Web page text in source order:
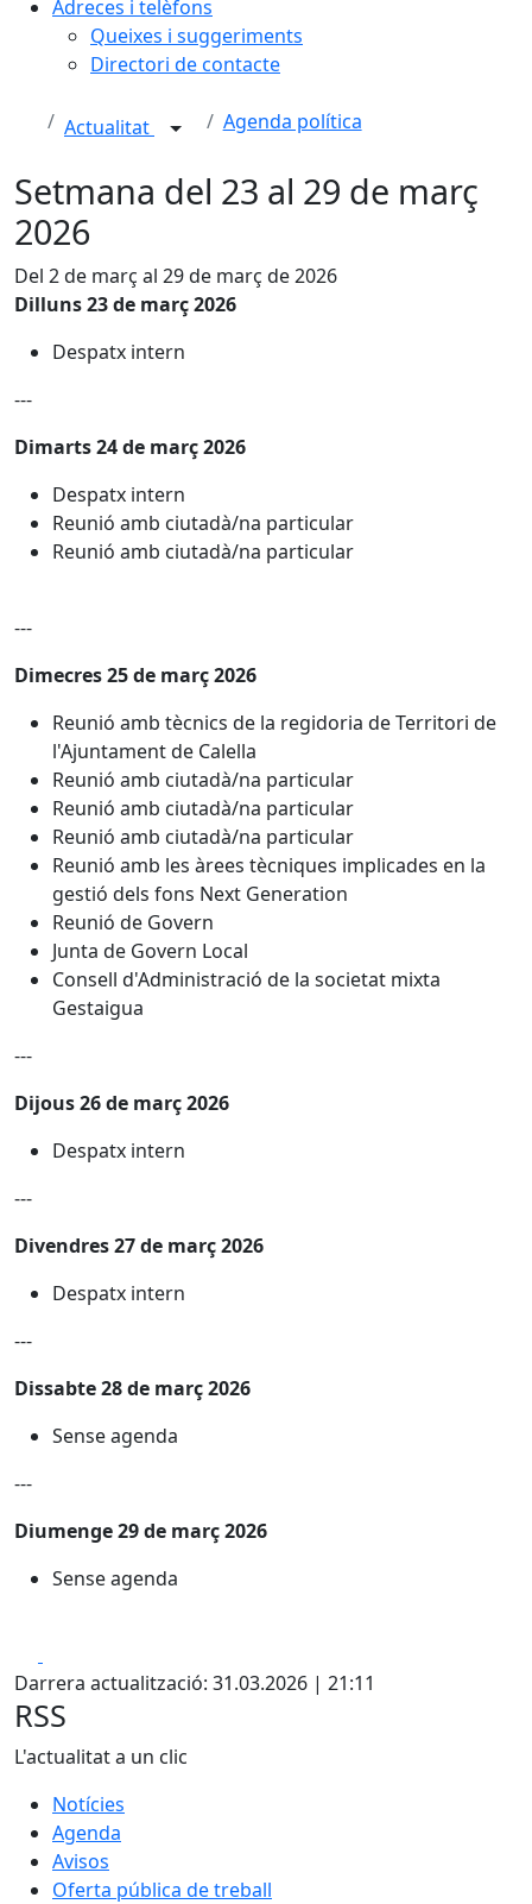
Adreces i telèfons
Queixes i suggeriments
Directori de contacte
Actualitat Agenda política
Setmana del 23 al 29 de març
2026
Del 2 de març al 29 de març de 2026
Dilluns 23 de març 2026
Despatx intern
---
Dimarts 24 de març 2026
Despatx intern
Reunió amb ciutadà/na particular
Reunió amb ciutadà/na particular
---
Dimecres 25 de març 2026
Reunió amb tècnics de la regidoria de Territori de
l'Ajuntament de Calella
Reunió amb ciutadà/na particular
Reunió amb ciutadà/na particular
Reunió amb ciutadà/na particular
Reunió amb les àrees tècniques implicades en la
gestió dels fons Next Generation
Reunió de Govern
Junta de Govern Local
Consell d'Administració de la societat mixta
Gestaigua
---
Dijous 26 de març 2026
Despatx intern
---
Divendres 27 de març 2026
Despatx intern
---
Dissabte 28 de març 2026
Sense agenda
---
Diumenge 29 de març 2026
Sense agenda
Darrera actualització: 31.03.2026 | 21:11
RSS
L'actualitat a un clic
Notícies
Agenda
Avisos
Oferta pública de treball